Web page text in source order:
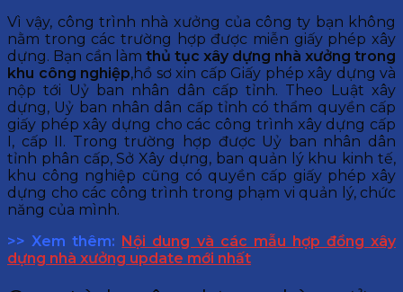
Vì vậy, công trình nhà xưởng của công ty bạn không
nằm trong các trường hợp được miễn giấy phép xây
dựng. Bạn cần làm thủ tục xây dựng nhà xưởng trong
khu công nghiệp,hồ sơ xin cấp Giấy phép xây dựng và
nộp tới Uỷ ban nhân dân cấp tỉnh. Theo Luật xây
dựng, Uỷ ban nhân dân cấp tỉnh có thẩm quyền cấp
giấy phép xây dựng cho các công trình xây dựng cấp
I, cấp II. Trong trường hợp được Uỷ ban nhân dân
tỉnh phân cấp, Sở Xây dựng, ban quản lý khu kinh tế,
khu công nghiệp cũng có quyền cấp giấy phép xây
dựng cho các công trình trong phạm vi quản lý, chức
năng của mình.
>> Xem thêm: Nội dung và các mẫu hợp đồng xây
dựng nhà xưởng update mới nhất